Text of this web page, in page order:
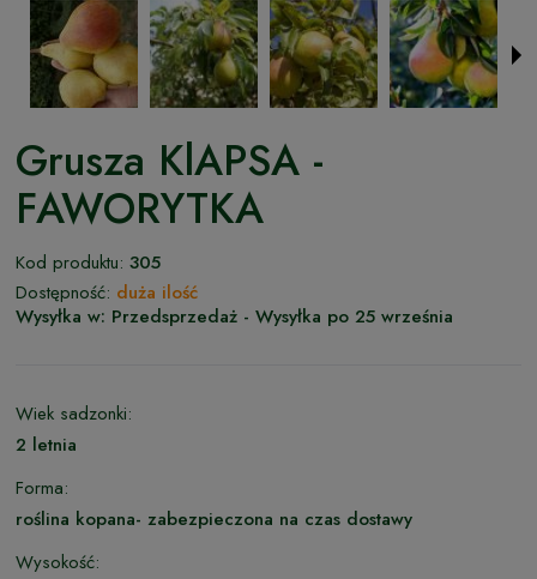
Grusza KlAPSA -
FAWORYTKA
Kod produktu: 305
Dostępność: duża ilość
Wysyłka w: Przedsprzedaż - Wysyłka po 25 września
Wiek sadzonki:
2 letnia
Forma:
roślina kopana- zabezpieczona na czas dostawy
Wysokość: